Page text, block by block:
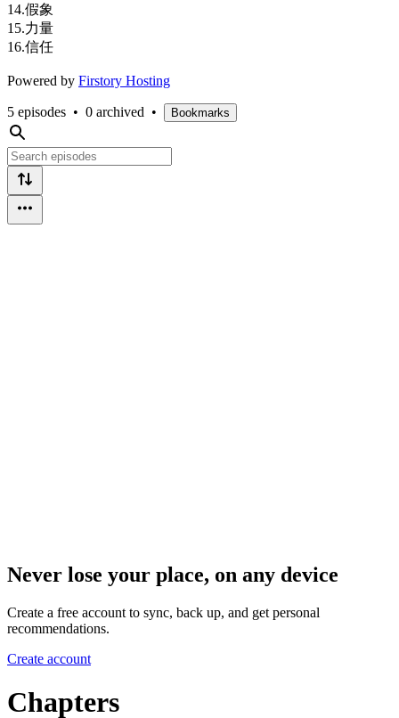
14.假象
15.力量
16.信任
Powered by Firstory Hosting
5 episodes • 0 archived • Bookmarks
Never lose your place, on any device
Create a free account to sync, back up, and get personal
recommendations.
Create account
Chapters